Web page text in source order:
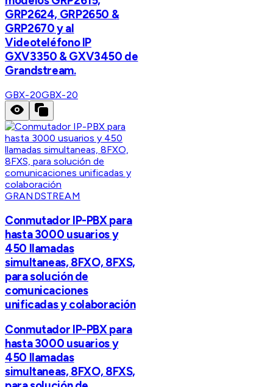
GRP2624, GRP2650 &
GRP2670 y al
Videoteléfono IP
GXV3350 & GXV3450 de
Grandstream.
GBX-20GBX-20
GRANDSTREAM
Conmutador IP-PBX para
hasta 3000 usuarios y
450 llamadas
simultaneas, 8FXO, 8FXS,
para solución de
comunicaciones
unificadas y colaboración
Conmutador IP-PBX para
hasta 3000 usuarios y
450 llamadas
simultaneas, 8FXO, 8FXS,